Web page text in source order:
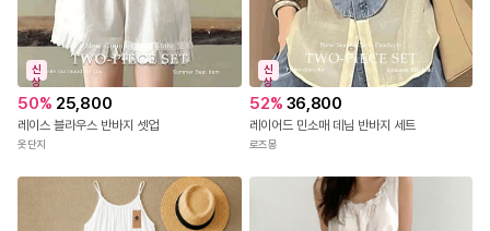
신
상
50% 25,800
레이스 블라우스 반바지 셋업
옷단지
신
상
52% 36,800
레이어드 민소매 데님 반바지 세트
로즈몽